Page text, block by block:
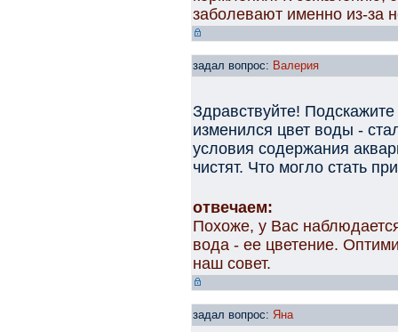
заболевают именно из-за
задал вопрос: Валерия
Здравствуйте!
изменился цвет воды -
условия содержания
чистят. Что могло стать
отвечаем:
Похоже, у Вас
вода - ее цветение.
наш совет.
задал вопрос: Яна